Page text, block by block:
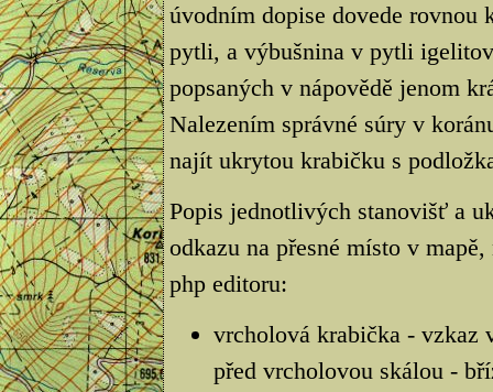
úvodním dopise dovede
pytli, a výbušnina v pytli
popsaných v nápovědě jenom
Nalezením správné súry v
najít ukrytou krabičku s
Popis jednotlivých stanovišť a
odkazu na přesné místo v
php editoru:
vrcholová krabička - vzkaz
před vrcholovou skálou -